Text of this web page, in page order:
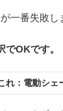
一番失敗し
でOKです。
れ：電動シェ